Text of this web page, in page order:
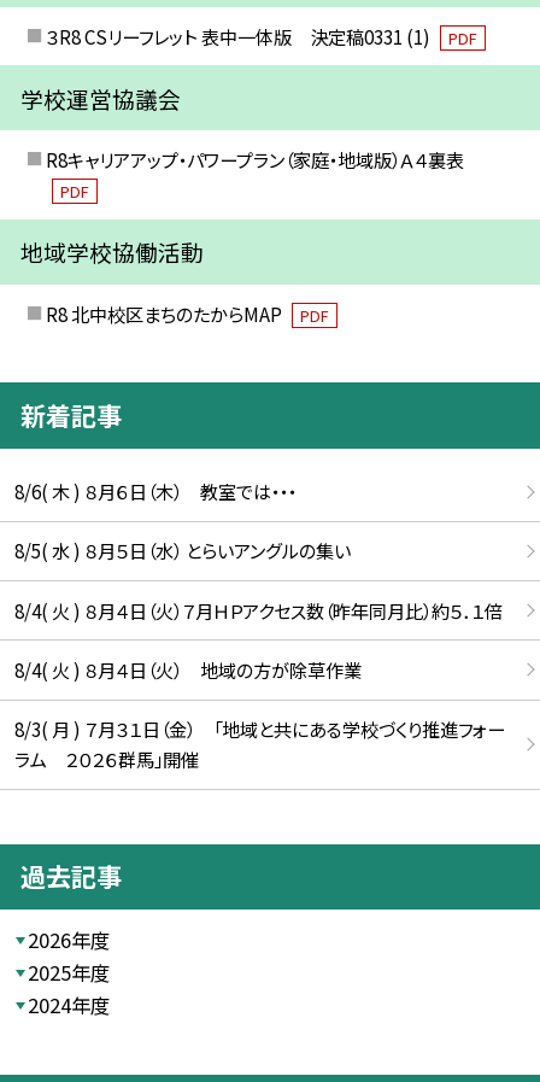
３R8 CSリーフレット 表中一体版 決定稿0331 (1) PDF
学校運営協議会
R8キャリアアップ・パワープラン（家庭・地域版）Ａ４裏表
PDF
地域学校協働活動
R8 北中校区まちのたからMAP PDF
新着記事
8/6( 木 ) ８月６日（木） 教室では・・・
8/5( 水 ) ８月５日（水） とらいアングルの集い
8/4( 火 ) ８月４日（火）７月ＨＰアクセス数（昨年同月比）約５．１倍
8/4( 火 ) ８月４日（火） 地域の方が除草作業
8/3( 月 ) ７月３１日（金） 「地域と共にある学校づくり推進フォー
ラム ２０２６群馬」開催
過去記事
2026年度
2025年度
2024年度